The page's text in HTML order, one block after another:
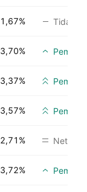
1,67% Tidak
3,70%
3,37%
3,57%
2,71% Netral
3,72%